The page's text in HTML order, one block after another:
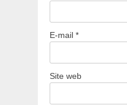
E-mail *
Site web